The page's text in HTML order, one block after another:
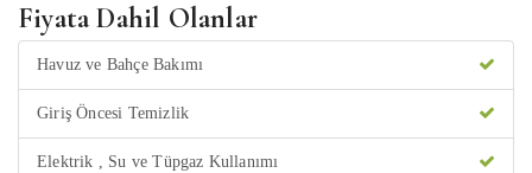
Fiyata Dahil Olanlar
Havuz ve Bahçe Bakımı
Giriş Öncesi Temizlik
Elektrik , Su ve Tüpgaz Kullanımı